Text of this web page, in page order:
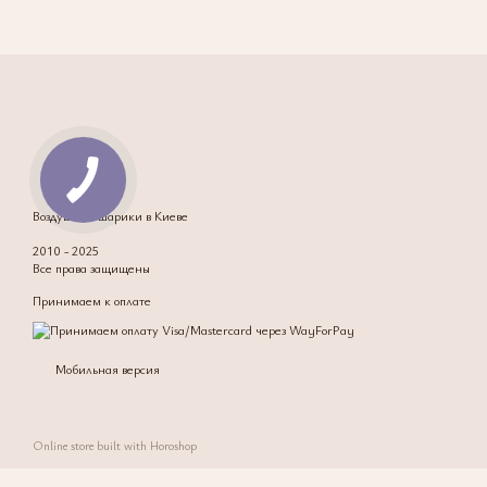
Коробка «Ты наша
Набор «Самолет» —
латексные шары
Коробка «Трактор +
Почему дети
Транспорт всегда
Воздушные шарики в Киеве
2010 - 2025
Все права защищены
Принимаем к оплате
Мобильная версия
Online store built with Horoshop